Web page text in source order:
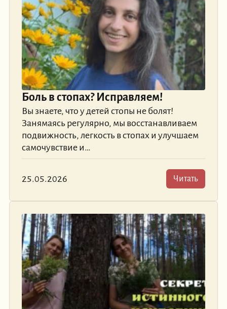
Боль в стопах? Исправляем!
Вы знаете, что у детей стопы не болят!
Занямаясь регулярно, мы восстанавливаем
подвижность, легкость в стопах и улучшаем
самочувствие и…
25.05.2026 Читать